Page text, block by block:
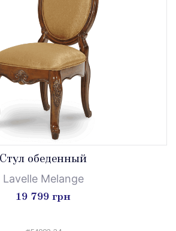
Стул обеденный
Lavelle Melange
19 799 грн